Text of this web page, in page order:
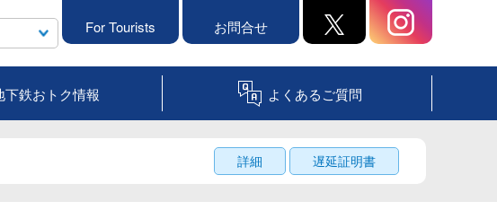
For Tourists お問合せ
下鉄おトク情報 よくあるご質問
詳細 遅延証明書